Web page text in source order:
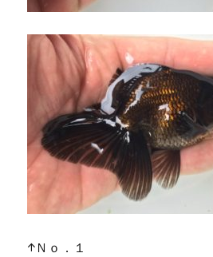
↑Ｎｏ．１